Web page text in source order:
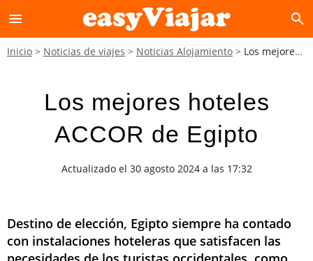
menu search
Inicio Noticias de viajes Noticias Alojamiento Los mejores hoteles ACCOR de Egipto
Los mejores hoteles
ACCOR de Egipto
Actualizado el 30 agosto 2024 a las 17:32
Destino de elección, Egipto siempre ha contado
con instalaciones hoteleras que satisfacen las